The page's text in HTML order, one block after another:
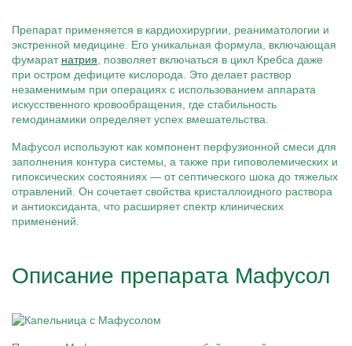
Препарат применяется в кардиохирургии, реаниматологии и
экстренной медицине. Его уникальная формула, включающая
фумарат натрия , позволяет включаться в цикл Кребса даже
при остром дефиците кислорода. Это делает раствор
незаменимым при операциях с использованием аппарата
искусственного кровообращения, где стабильность
гемодинамики определяет успех вмешательства.
Мафусол используют как компонент перфузионной смеси для
заполнения контура системы, а также при гиповолемических и
гипоксических состояниях — от септического шока до тяжелых
отравлений. Он сочетает свойства кристаллоидного раствора
и антиоксиданта, что расширяет спектр клинических
применений.
Описание препарата Мафусол